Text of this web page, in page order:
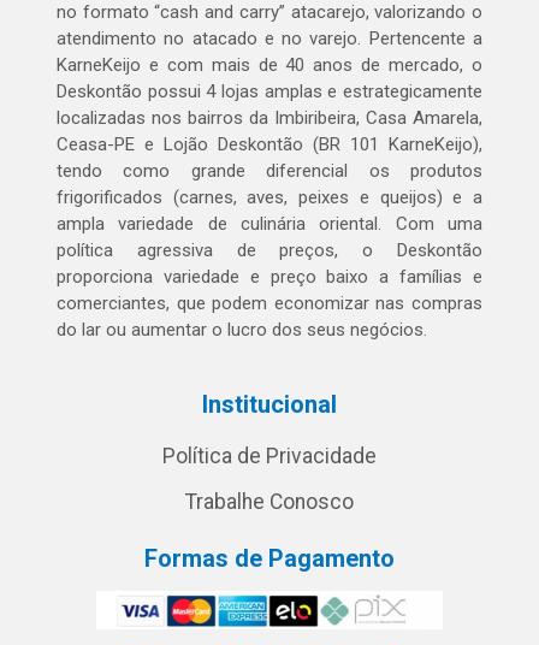
no formato “cash and carry” atacarejo, valorizando o
atendimento no atacado e no varejo. Pertencente a
KarneKeijo e com mais de 40 anos de mercado, o
Deskontão possui 4 lojas amplas e estrategicamente
localizadas nos bairros da Imbiribeira, Casa Amarela,
Ceasa-PE e Lojão Deskontão (BR 101 KarneKeijo),
tendo como grande diferencial os produtos
frigorificados (carnes, aves, peixes e queijos) e a
ampla variedade de culinária oriental. Com uma
política agressiva de preços, o Deskontão
proporciona variedade e preço baixo a famílias e
comerciantes, que podem economizar nas compras
do lar ou aumentar o lucro dos seus negócios.
Institucional
Política de Privacidade
Trabalhe Conosco
Formas de Pagamento